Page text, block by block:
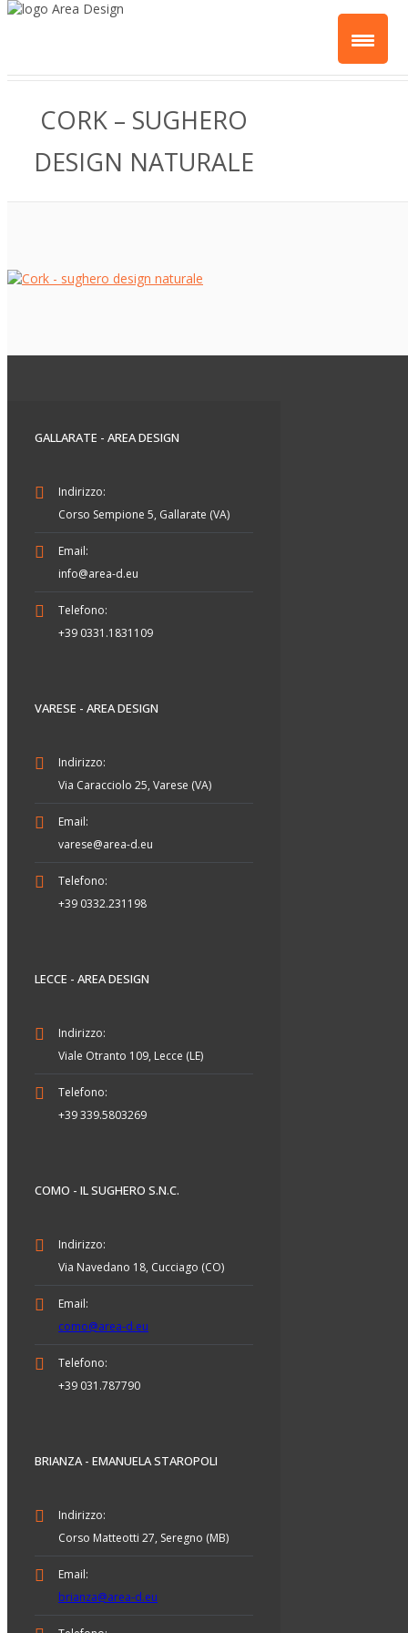
CORK – SUGHERO
DESIGN NATURALE
GALLARATE - AREA DESIGN
Indirizzo:
Corso Sempione 5, Gallarate (VA)
Email:
info@area-d.eu
Telefono:
+39 0331.1831109
VARESE - AREA DESIGN
Indirizzo:
Via Caracciolo 25, Varese (VA)
Email:
varese@area-d.eu
Telefono:
+39 0332.231198
LECCE - AREA DESIGN
Indirizzo:
Viale Otranto 109, Lecce (LE)
Telefono:
+39 339.5803269
COMO - IL SUGHERO S.N.C.
Indirizzo:
Via Navedano 18, Cucciago (CO)
Email:
como@area-d.eu
Telefono:
+39 031.787790
BRIANZA - EMANUELA STAROPOLI
Indirizzo:
Corso Matteotti 27, Seregno (MB)
Email:
brianza@area-d.eu